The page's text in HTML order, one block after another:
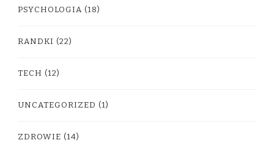
PSYCHOLOGIA (18)
RANDKI (22)
TECH (12)
UNCATEGORIZED (1)
ZDROWIE (14)